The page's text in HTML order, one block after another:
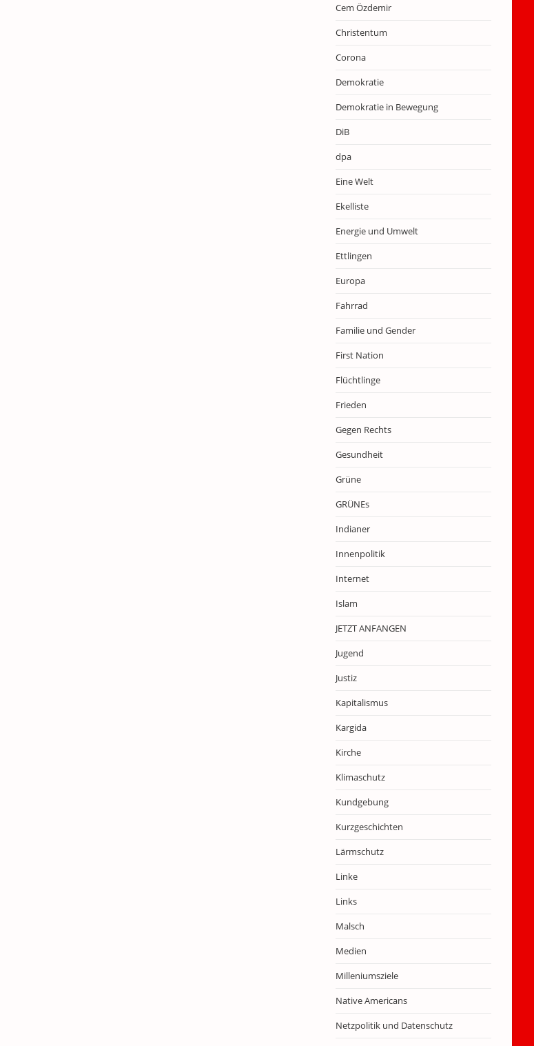
Cem Özdemir
Christentum
Corona
Demokratie
Demokratie in Bewegung
DiB
dpa
Eine Welt
Ekelliste
Energie und Umwelt
Ettlingen
Europa
Fahrrad
Familie und Gender
First Nation
Flüchtlinge
Frieden
Gegen Rechts
Gesundheit
Grüne
GRÜNEs
Indianer
Innenpolitik
Internet
Islam
JETZT ANFANGEN
Jugend
Justiz
Kapitalismus
Kargida
Kirche
Klimaschutz
Kundgebung
Kurzgeschichten
Lärmschutz
Linke
Links
Malsch
Medien
Milleniumsziele
Native Americans
Netzpolitik und Datenschutz